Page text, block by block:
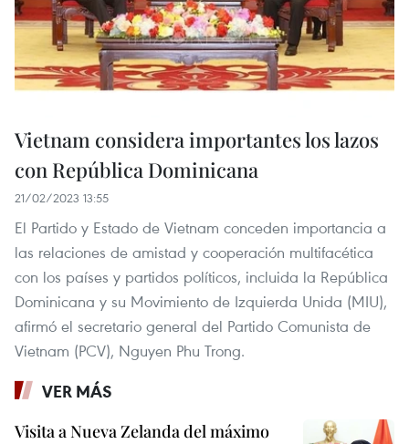
Vietnam considera importantes los lazos
con República Dominicana
21/02/2023 13:55
El Partido y Estado de Vietnam conceden importancia a
las relaciones de amistad y cooperación multifacética
con los países y partidos políticos, incluida la República
Dominicana y su Movimiento de Izquierda Unida (MIU),
afirmó el secretario general del Partido Comunista de
Vietnam (PCV), Nguyen Phu Trong.
VER MÁS
Visita a Nueva Zelanda del máximo